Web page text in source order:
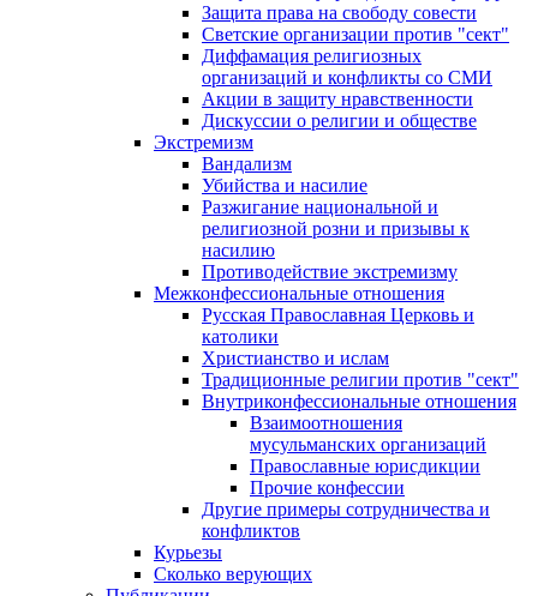
Защита права на свободу совести
Светские организации против "сект"
Диффамация религиозных
организаций и конфликты со СМИ
Акции в защиту нравственности
Дискуссии о религии и обществе
Экстремизм
Вандализм
Убийства и насилие
Разжигание национальной и
религиозной розни и призывы к
насилию
Противодействие экстремизму
Межконфессиональные отношения
Русская Православная Церковь и
католики
Христианство и ислам
Традиционные религии против "сект"
Внутриконфессиональные отношения
Взаимоотношения
мусульманских организаций
Православные юрисдикции
Прочие конфессии
Другие примеры сотрудничества и
конфликтов
Курьезы
Сколько верующих